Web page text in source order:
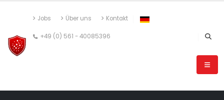
Jobs Über uns Kontakt
+49 (0) 561 - 40085396